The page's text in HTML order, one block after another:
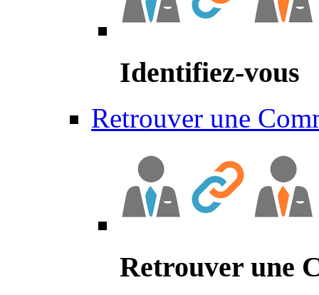
Identifiez-vous
Retrouver une
Retrouver une